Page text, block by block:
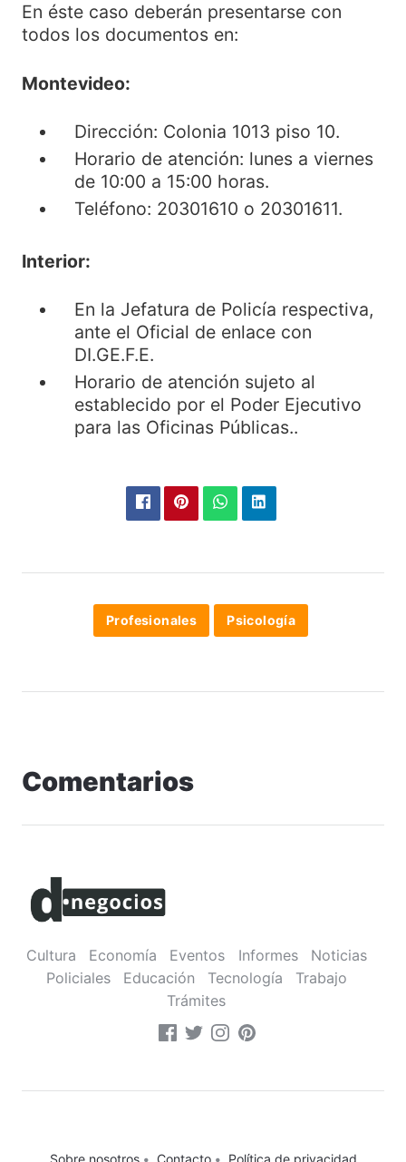
En éste caso deberán presentarse con
todos los documentos en:
Montevideo:
Dirección: Colonia 1013 piso 10.
Horario de atención: lunes a viernes
de 10:00 a 15:00 horas.
Teléfono: 20301610 o 20301611.
Interior:
En la Jefatura de Policía respectiva,
ante el Oficial de enlace con
DI.GE.F.E.
Horario de atención sujeto al
establecido por el Poder Ejecutivo
para las Oficinas Públicas..
Profesionales Psicología
Comentarios
Cultura Economía Eventos Informes
Noticias
Policiales
Educación Tecnología
Trabajo
Trámites